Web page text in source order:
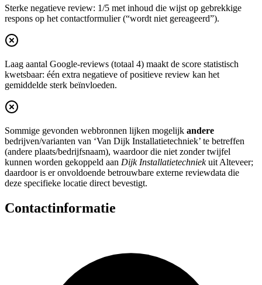
Sterke negatieve review: 1/5 met inhoud die wijst op gebrekkige
respons op het contactformulier (“wordt niet gereageerd”).
Laag aantal Google-reviews (totaal 4) maakt de score statistisch
kwetsbaar: één extra negatieve of positieve review kan het
gemiddelde sterk beïnvloeden.
Sommige gevonden webbronnen lijken mogelijk andere
bedrijven/varianten van ‘Van Dijk Installatietechniek’ te betreffen
(andere plaats/bedrijfsnaam), waardoor die niet zonder twijfel
kunnen worden gekoppeld aan Dijk Installatietechniekuit Alteveer;
daardoor is er onvoldoende betrouwbare externe reviewdata die
deze specifieke locatie direct bevestigt.
Contactinformatie